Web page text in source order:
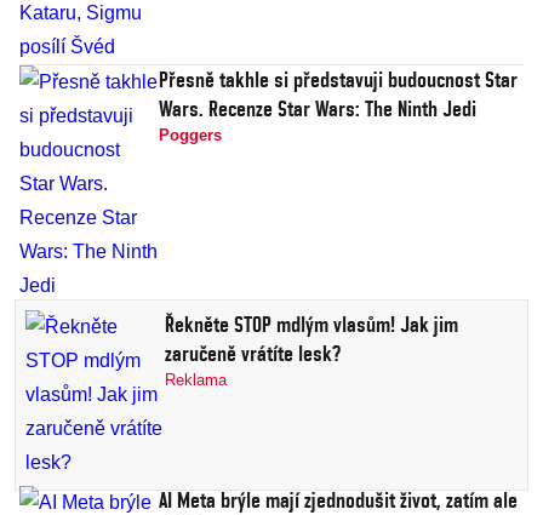
Přesně takhle si představuji budoucnost Star
Wars. Recenze Star Wars: The Ninth Jedi
Poggers
Řekněte STOP mdlým vlasům! Jak jim
zaručeně vrátíte lesk?
Reklama
AI Meta brýle mají zjednodušit život, zatím ale